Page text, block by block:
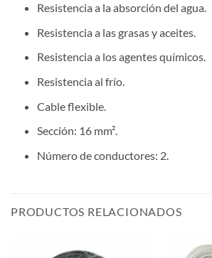
Resistencia a la absorción del agua.
Resistencia a las grasas y aceites.
Resistencia a los agentes químicos.
Resistencia al frío.
Cable flexible.
Sección: 16 mm².
Número de conductores: 2.
PRODUCTOS RELACIONADOS